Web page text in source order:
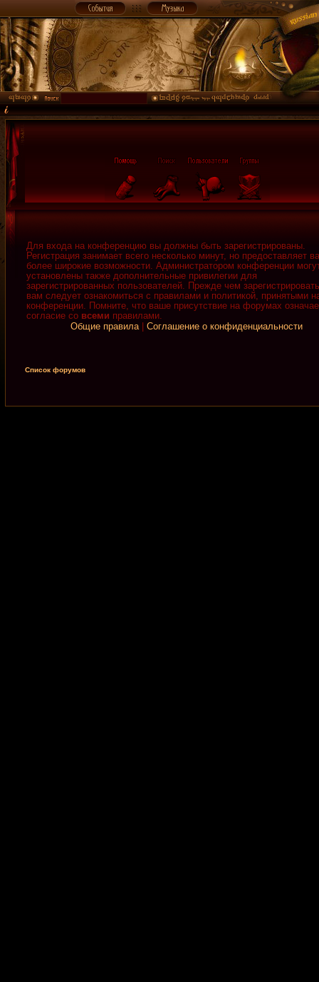
Для входа на конференцию вы должны быть зарегистрированы.
Регистрация занимает всего несколько минут, но предоставляет
более широкие возможности. Администратором конференции
установлены также дополнительные привилегии для
зарегистрированных пользователей. Прежде чем
вам следует ознакомиться с правилами и политикой, принятыми
конференции. Помните, что ваше присутствие на форумах
согласие со всеми правилами.
Общие правила| Соглашение о конфиденциальности
Список форумов